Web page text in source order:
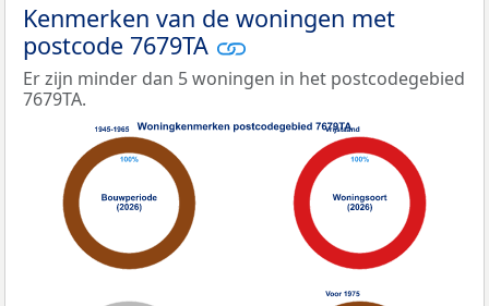
Kenmerken van de woningen met
postcode 7679TA
Er zijn minder dan 5 woningen in het postcodegebied
7679TA.